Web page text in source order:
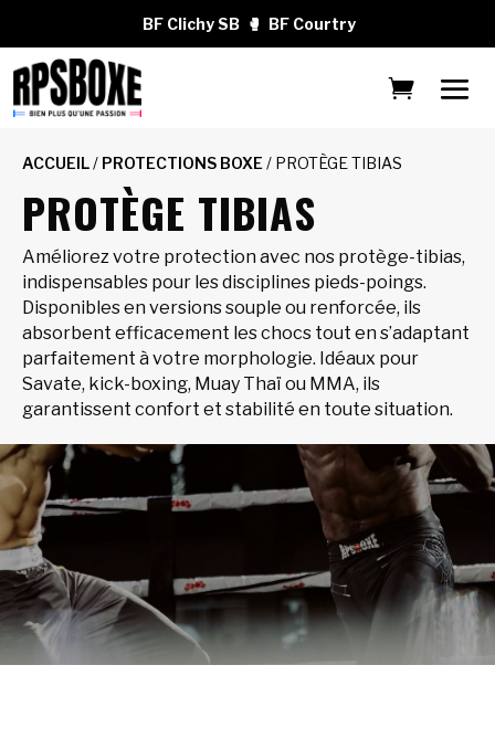
BF Clichy SB 🥊 BF Courtry
ACCUEIL/ PROTECTIONS BOXE / PROTÈGE TIBIAS
PROTÈGE TIBIAS
Améliorez votre protection avec nos protège-tibias,
indispensables pour les disciplines pieds-poings.
Disponibles en versions souple ou renforcée, ils
absorbent efficacement les chocs tout en s’adaptant
parfaitement à votre morphologie. Idéaux pour
Savate, kick-boxing, Muay Thaï ou MMA, ils
garantissent confort et stabilité en toute situation.